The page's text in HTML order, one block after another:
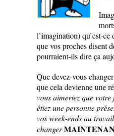
l’imagination) qu’est-
que vos proches disent
pourraient-ils dire ça
Que devez-vous
que cela devienne une
vous aimeriez que
étiez une personne
vos week-ends au
changer